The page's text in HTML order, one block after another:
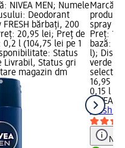
NIVEA MEN; Numele
Deodorant
FRESH bărbați, 200
20,95 lei; Preț de
0,2 l (104,75 lei pe 1
Status
Livrabil, Status gri
magazin dm
Marcă:
spray
Preț:
bază:
l);
verde
16,95 lei
0,15 l
NIVEA
Fresh
Notă